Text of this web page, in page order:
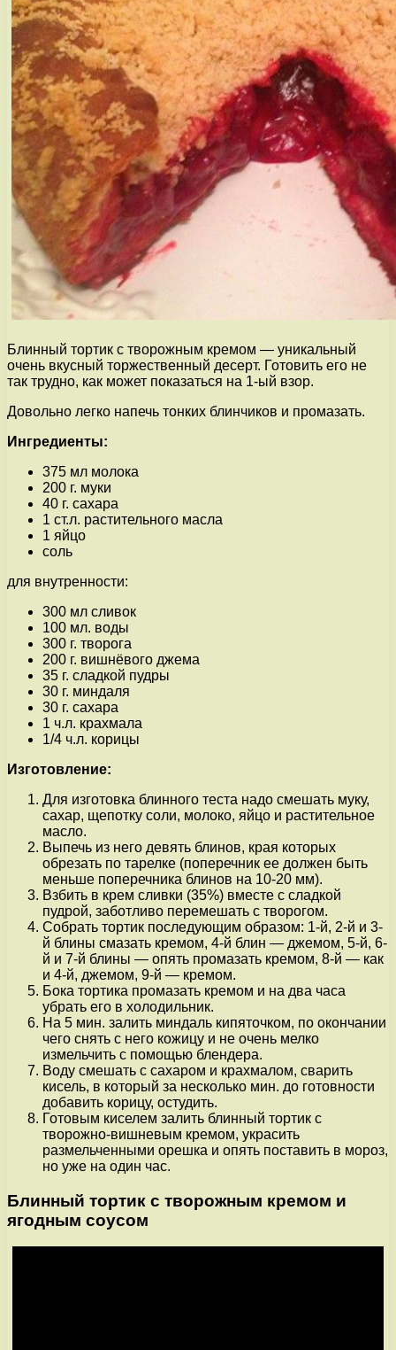
Блинный тортик с творожным кремом — уникальный
очень вкусный торжественный десерт. Готовить его не
так трудно, как может показаться на 1-ый взор.
Довольно легко напечь тонких блинчиков и промазать.
Ингредиенты:
375 мл молока
200 г. муки
40 г. сахара
1 ст.л. растительного масла
1 яйцо
соль
для внутренности:
300 мл сливок
100 мл. воды
300 г. творога
200 г. вишнёвого джема
35 г. сладкой пудры
30 г. миндаля
30 г. сахара
1 ч.л. крахмала
1/4 ч.л. корицы
Изготовление:
Для изготовка блинного теста надо смешать муку,
сахар, щепотку соли, молоко, яйцо и растительное
масло.
Выпечь из него девять блинов, края которых
обрезать по тарелке (поперечник ее должен быть
меньше поперечника блинов на 10-20 мм).
Взбить в крем сливки (35%) вместе с сладкой
пудрой, заботливо перемешать с творогом.
Собрать тортик последующим образом: 1-й, 2-й и 3-
й блины смазать кремом, 4-й блин — джемом, 5-й, 6-
й и 7-й блины — опять промазать кремом, 8-й — как
и 4-й, джемом, 9-й — кремом.
Бока тортика промазать кремом и на два часа
убрать его в холодильник.
На 5 мин. залить миндаль кипяточком, по окончании
чего снять с него кожицу и не очень мелко
измельчить с помощью блендера.
Воду смешать с сахаром и крахмалом, сварить
кисель, в который за несколько мин. до готовности
добавить корицу, остудить.
Готовым киселем залить блинный тортик с
творожно-вишневым кремом, украсить
размельченными орешка и опять поставить в мороз,
но уже на один час.
Блинный тортик с творожным кремом и
ягодным соусом